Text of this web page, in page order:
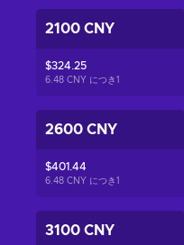
2100 CNY
$324.25
6.48 CNY につき 1
2600 CNY
$401.44
6.48 CNY につき 1
3100 CNY